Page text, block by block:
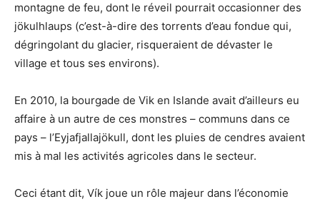
montagne de feu, dont le réveil pourrait occasionner des
jökulhlaups (c’est-à-dire des torrents d’eau fondue qui,
dégringolant du glacier, risqueraient de dévaster le
village et tous ses environs).
En 2010, la bourgade de Vik en Islande avait d’ailleurs eu
affaire à un autre de ces monstres – communs dans ce
pays – l’Eyjafjallajökull, dont les pluies de cendres avaient
mis à mal les activités agricoles dans le secteur.
Ceci étant dit, Vík joue un rôle majeur dans l’économie